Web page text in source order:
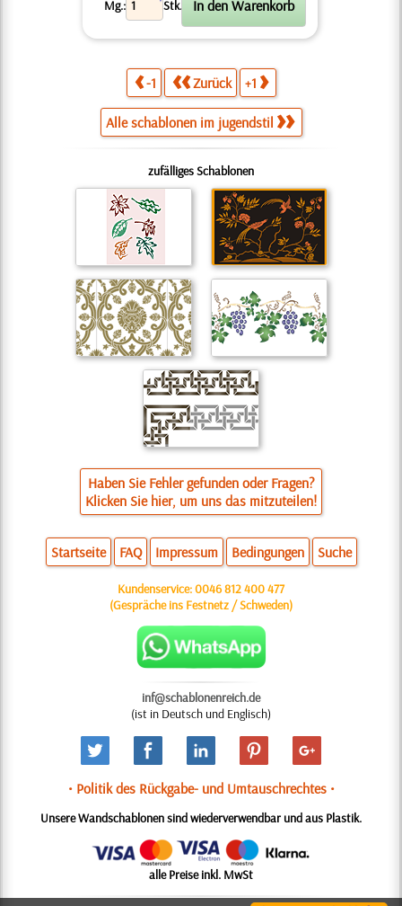
Mg.: Stk.
-1 Zurück +1
Alle schablonen im jugendstil
zufälliges Schablonen
Haben Sie Fehler gefunden oder Fragen?
Klicken Sie hier, um uns das mitzuteilen!
Startseite FAQ Impressum Bedingungen Suche
Kundenservice:0046 812 400 477
(Gespräche ins Festnetz / Schweden)
inf@schablonenreich.de
(ist in Deutsch und Englisch)
• Politik des Rückgabe- und Umtauschrechtes •
Unsere Wandschablonen sind wiederverwendbar und aus Plastik.
alle Preise inkl. MwSt